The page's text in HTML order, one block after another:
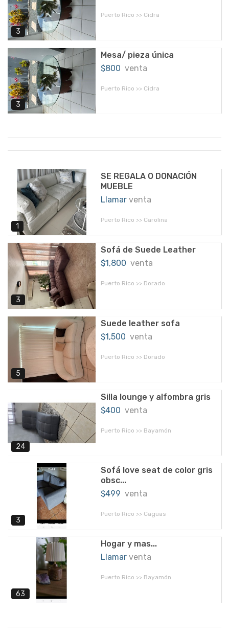
3
Puerto Rico >> Cidra
3
Mesa/ pieza única
$800 venta
Puerto Rico >> Cidra
1
SE REGALA O DONACIÓN
MUEBLE
Llamar venta
Puerto Rico >> Carolina
3
Sofá de Suede Leather
$1,800 venta
Puerto Rico >> Dorado
5
Suede leather sofa
$1,500 venta
Puerto Rico >> Dorado
24
Silla lounge y alfombra gris
$400 venta
Puerto Rico >> Bayamón
3
Sofá love seat de color gris
obsc...
$499 venta
Puerto Rico >> Caguas
63
Hogar y mas...
Llamar venta
Puerto Rico >> Bayamón